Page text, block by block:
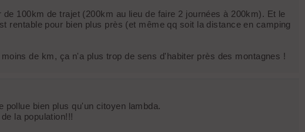
100km de trajet (200km au lieu de faire 2 journées à 200km). Et le
pour bien plus près (et même qq soit la distance en camping
de km, ça n'a plus trop de sens d'habiter près des montagnes !
bien plus qu'un citoyen lambda.
la population!!!